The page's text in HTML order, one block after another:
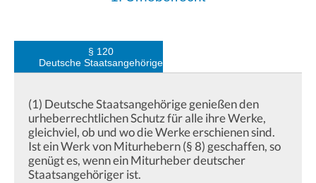
§ 120
Deutsche Staatsangehörige
(1) Deutsche Staatsangehörige genießen den
urheberrechtlichen Schutz für alle ihre Werke,
gleichviel, ob und wo die Werke erschienen sind.
Ist ein Werk von Miturhebern (§ 8) geschaffen, so
genügt es, wenn ein Miturheber deutscher
Staatsangehöriger ist.